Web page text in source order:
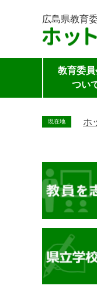
広島県教育
教育委員
つい
現在地 ホ